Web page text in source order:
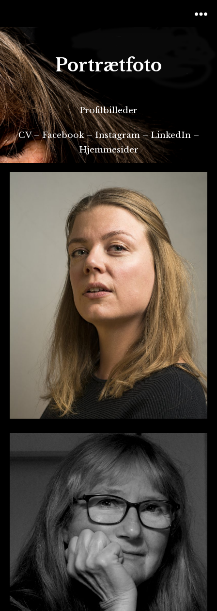
Portrætfoto
Profilbilleder
CV – Facebook – Instagram – LinkedIn –
Hjemmesider